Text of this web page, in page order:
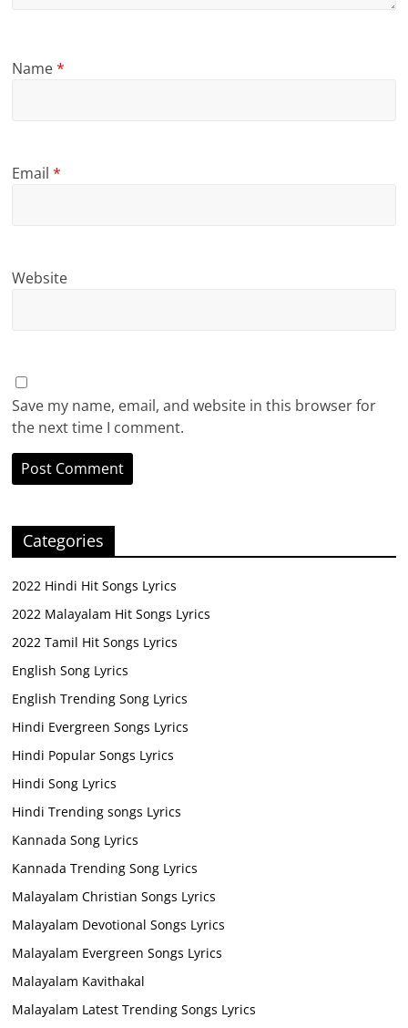
Name*
Email*
Website
Save my name, email, and website in this browser for
the next time I comment.
Categories
2022 Hindi Hit Songs Lyrics
2022 Malayalam Hit Songs Lyrics
2022 Tamil Hit Songs Lyrics
English Song Lyrics
English Trending Song Lyrics
Hindi Evergreen Songs Lyrics
Hindi Popular Songs Lyrics
Hindi Song Lyrics
Hindi Trending songs Lyrics
Kannada Song Lyrics
Kannada Trending Song Lyrics
Malayalam Christian Songs Lyrics
Malayalam Devotional Songs Lyrics
Malayalam Evergreen Songs Lyrics
Malayalam Kavithakal
Malayalam Latest Trending Songs Lyrics